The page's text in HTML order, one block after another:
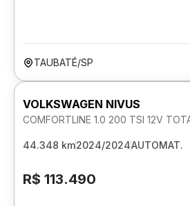
TAUBATÉ/SP
VOLKSWAGEN NIVUS
44.348 km2024/2024AUTOMAT.
R$ 113.490